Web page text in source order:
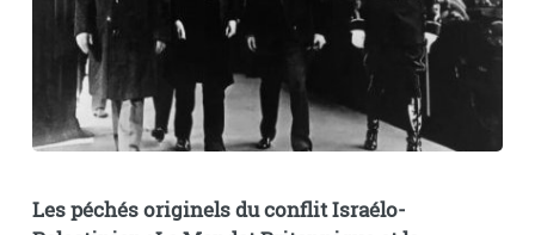
Les péchés originels du conflit Israélo-